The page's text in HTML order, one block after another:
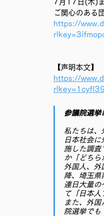
7月17日(木)
ご関心のある
https://
【声明本文】
https://
参議院選挙
私たちは、
日本社会
施した調査
か「どち
外国人、
降、埼玉県
連日大量の
て「日本
また、外
院選挙でも